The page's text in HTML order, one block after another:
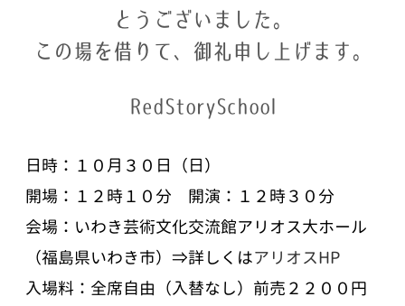
とうございました。
この場を借りて、御礼申し上げます。
RedStorySchool
日時：１０月３０日（日）
開場：１２時１０分 開演：１２時３０分
会場：いわき芸術文化交流館アリオス大ホール
（福島県いわき市）⇒詳しくはアリオスHP
入場料：全席自由（入替なし）前売２２００円